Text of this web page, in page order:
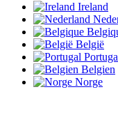
Ireland
België
Belgien
Norge